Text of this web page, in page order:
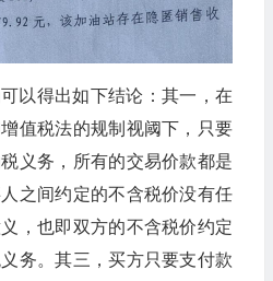
以得出如下结论：其一，在
值税法的规制视阈下，只要
义务，所有的交易价款都是
之间约定的不含税价没有任
，也即双方的不含税价约定
务。其三，买方只要支付款